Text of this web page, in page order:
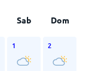
Sab Dom
1 2